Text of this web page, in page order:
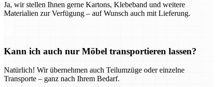
Ja, wir stellen Ihnen gerne Kartons, Klebeband und weitere
Materialien zur Verfügung – auf Wunsch auch mit Lieferung.
Kann ich auch nur Möbel transportieren lassen?
Natürlich! Wir übernehmen auch Teilumzüge oder einzelne
Transporte – ganz nach Ihrem Bedarf.